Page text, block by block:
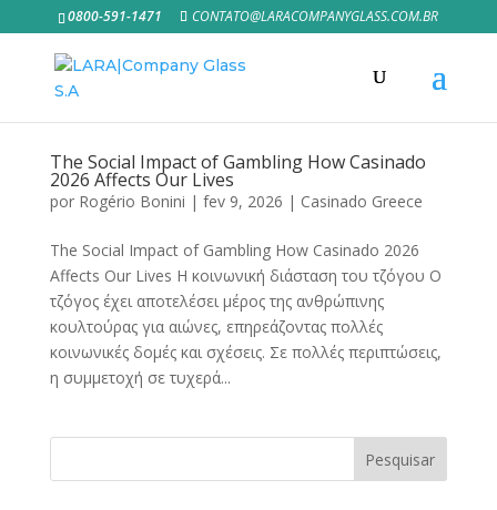
0800-591-1471 CONTATO@LARACOMPANYGLASS.COM.BR
The Social Impact of Gambling How Casinado
2026 Affects Our Lives
por Rogério Bonini | fev 9, 2026 | Casinado Greece
The Social Impact of Gambling How Casinado 2026
Affects Our Lives Η κοινωνική διάσταση του τζόγου Ο
τζόγος έχει αποτελέσει μέρος της ανθρώπινης
κουλτούρας για αιώνες, επηρεάζοντας πολλές
κοινωνικές δομές και σχέσεις. Σε πολλές περιπτώσεις,
η συμμετοχή σε τυχερά...